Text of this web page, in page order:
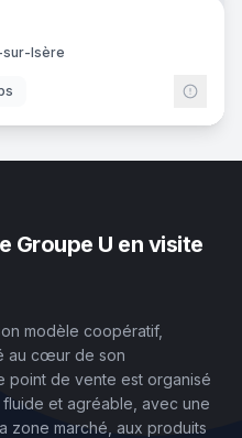
sur-Isère
Groupe U en visite
modèle coopératif,
au cœur de son
point de vente est organisé
et agréable, avec une
zone marché, aux produits